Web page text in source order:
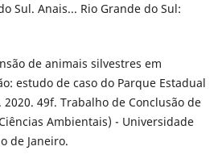
Sul. Anais... Rio Grande do Sul:
de animais silvestres em
estudo de caso do Parque Estadual
2020. 49f. Trabalho de Conclusão de
Ambientais) - Universidade
de Janeiro.